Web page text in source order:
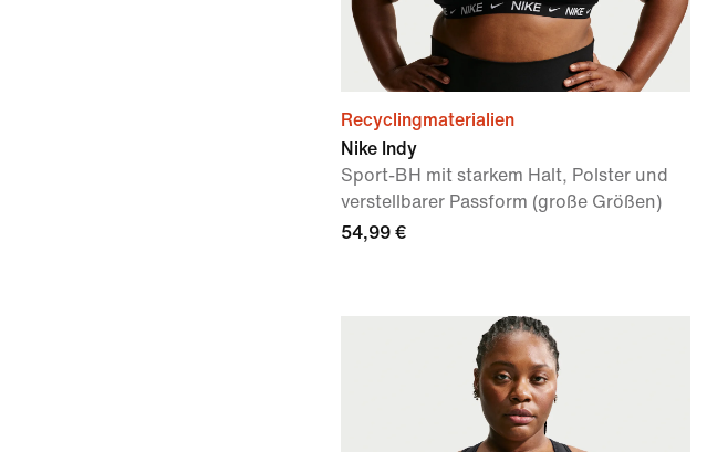
Recyclingmaterialien
Nike Indy
Sport-BH mit starkem Halt, Polster und
verstellbarer Passform (große Größen)
54,99 €